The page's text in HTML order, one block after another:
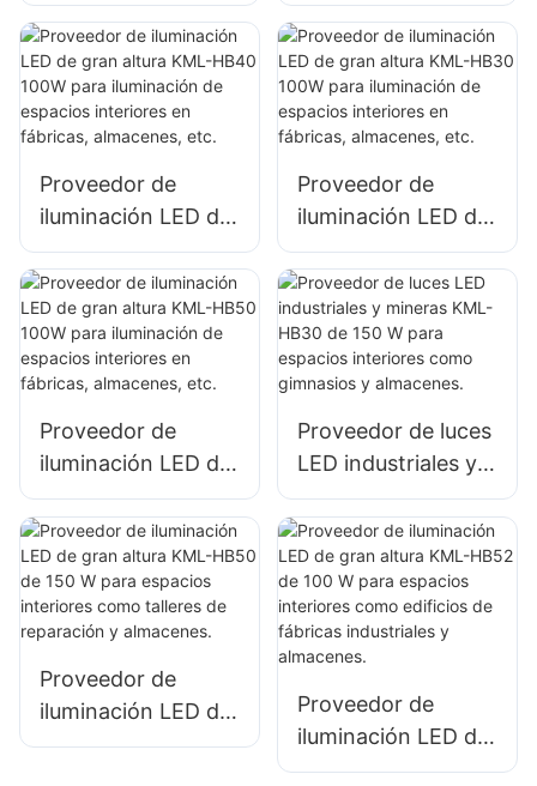
almacenes KML-
FL2C, reflector LED
de 200 W
almacenes KML-
FL2C, reflector LED
de 240 W
Proveedor de
iluminación LED de
gran altura KML-
HB40 100W para
iluminación de
espacios interiores
en fábricas,
Proveedor de
iluminación LED de
gran altura KML-
HB30 100W para
iluminación de
espacios interiores
en fábricas,
Proveedor de
iluminación LED de
gran altura KML-
HB50 100W para
iluminación de
espacios interiores
en fábricas,
Proveedor de luces
LED industriales y
mineras KML-HB30
de 150 W para
espacios interiores
como gimnasios y
almacenes.
Proveedor de
iluminación LED de
gran altura KML-
Proveedor de
iluminación LED de
gran altura KML-